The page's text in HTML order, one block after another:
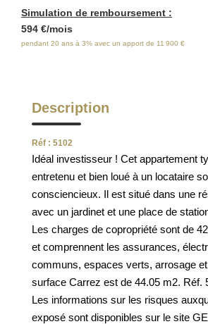
NOS AVIS CLIENTS
NOS
POLITIQUE DE
GESTION DES
MENTIONS
Simulation de remboursement :
594 €/mois
pendant 20 ans à 3% avec un apport de 11 900 €
Description
Réf : 5102
Idéal investisseur ! Cet appartement
entretenu et bien loué à un locataire
consciencieux. Il est situé dans une
avec un jardinet et une place de
Les charges de copropriété sont de
et comprennent les assurances,
communs, espaces verts, arrosage
surface Carrez est de 44.05 m2. Réf.
Les informations sur les risques
exposé sont disponibles sur le site